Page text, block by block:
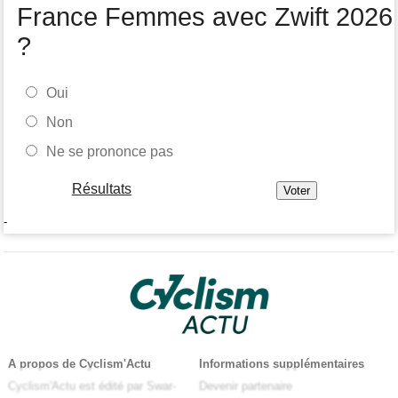
France Femmes avec Zwift 2026
?
Oui
Non
Ne se prononce pas
Résultats
-
A propos de Cyclism'Actu
Cyclism'Actu est édité par Swar-
Informations supplémentaires
Devenir partenaire